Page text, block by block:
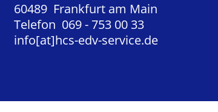
60489 Frankfurt am Main
Telefon 069 - 753 00 33
info[at]hcs-edv-service.de